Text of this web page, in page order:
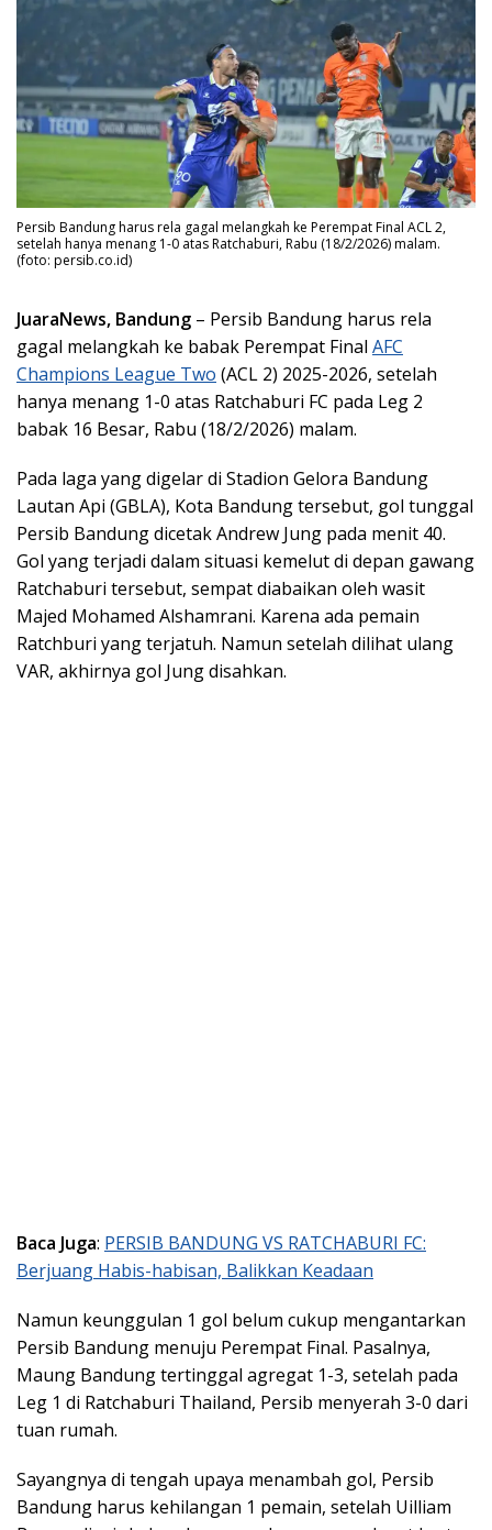
Persib Bandung harus rela gagal melangkah ke Perempat Final ACL 2,
setelah hanya menang 1-0 atas Ratchaburi, Rabu (18/2/2026) malam.
(foto: persib.co.id)
JuaraNews, Bandung – Persib Bandung harus rela
gagal melangkah ke babak Perempat Final AFC
Champions League Two (ACL 2) 2025-2026, setelah
hanya menang 1-0 atas Ratchaburi FC pada Leg 2
babak 16 Besar, Rabu (18/2/2026) malam.
Pada laga yang digelar di Stadion Gelora Bandung
Lautan Api (GBLA), Kota Bandung tersebut, gol tunggal
Persib Bandung dicetak Andrew Jung pada menit 40.
Gol yang terjadi dalam situasi kemelut di depan gawang
Ratchaburi tersebut, sempat diabaikan oleh wasit
Majed Mohamed Alshamrani. Karena ada pemain
Ratchburi yang terjatuh. Namun setelah dilihat ulang
VAR, akhirnya gol Jung disahkan.
Baca Juga: PERSIB BANDUNG VS RATCHABURI FC:
Berjuang Habis-habisan, Balikkan Keadaan
Namun keunggulan 1 gol belum cukup mengantarkan
Persib Bandung menuju Perempat Final. Pasalnya,
Maung Bandung tertinggal agregat 1-3, setelah pada
Leg 1 di Ratchaburi Thailand, Persib menyerah 3-0 dari
tuan rumah.
Sayangnya di tengah upaya menambah gol, Persib
Bandung harus kehilangan 1 pemain, setelah Uilliam